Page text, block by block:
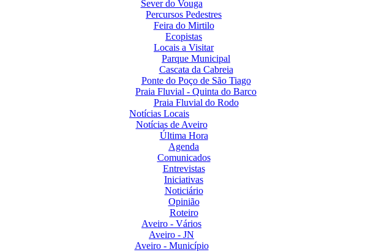
Sever do Vouga
Percursos Pedestres
Feira do Mirtilo
Ecopistas
Locais a Visitar
Parque Municipal
Cascata da Cabreia
Ponte do Poço de São Tiago
Praia Fluvial - Quinta do Barco
Praia Fluvial do Rodo
Notícias Locais
Notícias de Aveiro
Última Hora
Agenda
Comunicados
Entrevistas
Iniciativas
Noticiário
Opinião
Roteiro
Aveiro - Vários
Aveiro - JN
Aveiro - Município